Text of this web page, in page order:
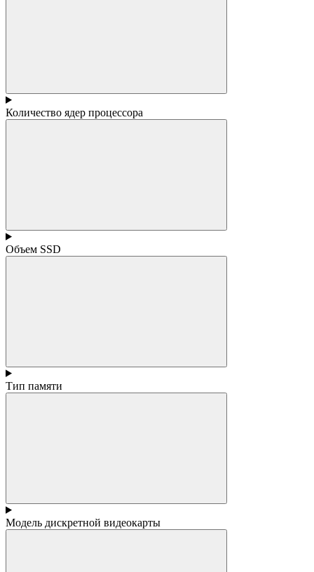
Количество ядер процессора
Объем SSD
Тип памяти
Модель дискретной видеокарты